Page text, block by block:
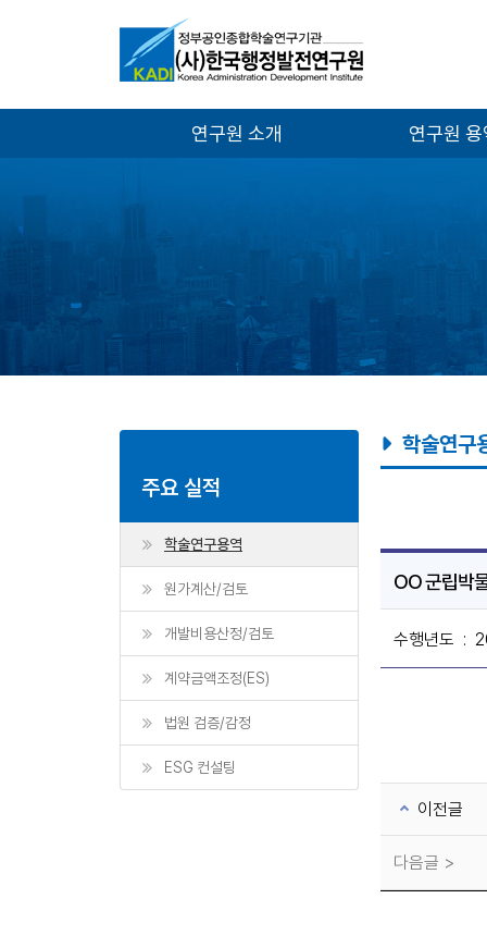
연구원 소개 연구원
주요 실적
학술연구용역
원가계산/검토
개발비용산정/검토
계약금액조정(ES)
법원 검증/감정
ESG 컨설팅
학술연구
OO 군립박
수행년도 :
이전글
다음글 >